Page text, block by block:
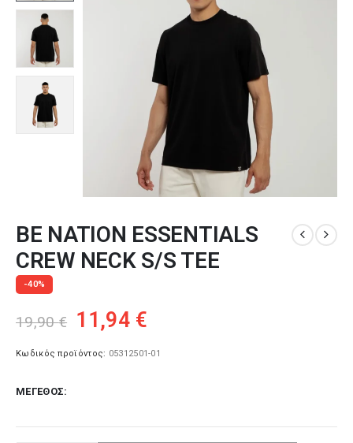
BE NATION ESSENTIALS
CREW NECK S/S TEE
-40%
19,90€ Original
was:
11,94 €
τιμή
Κωδικός προϊόντος: 05312501-01
ΜΈΓΕΘΟΣ